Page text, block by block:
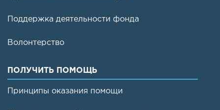
Поддержка деятельности фонда
Волонтерство
ПОЛУЧИТЬ ПОМОЩЬ
Принципы оказания помощи